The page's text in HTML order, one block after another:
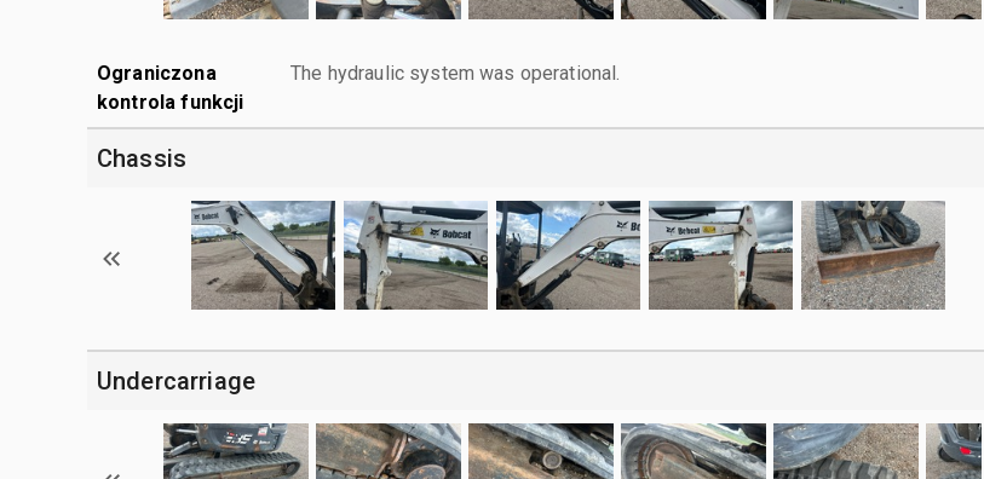
Ograniczona
kontrola funkcji
The hydraulic system was operational.
Chassis
Undercarriage